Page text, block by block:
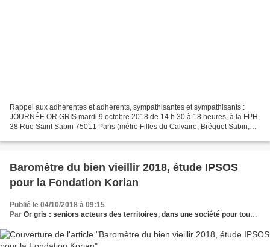
Rappel aux adhérentes et adhérents, sympathisantes et sympathisants :
JOURNÉE OR GRIS mardi 9 octobre 2018 de 14 h 30 à 18 heures, à la FPH,
38 Rue Saint Sabin 75011 Paris (métro Filles du Calvaire, Bréguet Sabin,
Baromètre du bien vieillir 2018, étude IPSOS
pour la Fondation Korian
Publié le 04/10/2018 à 09:15
Par Or gris : seniors acteurs des territoires, dans une société pour tous les âges